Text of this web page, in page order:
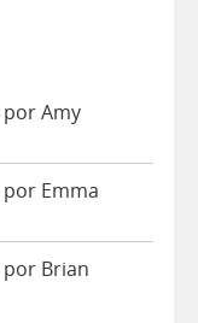
Amy
Emma
Brian